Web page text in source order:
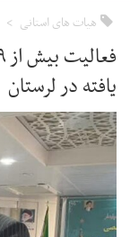
هیات های استانی
یافته در لرستان